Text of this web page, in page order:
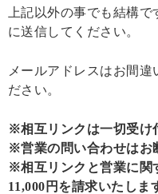
上記以外の事でも結構
に送信してください。
メールアドレスはお間違
ださい。
※相互リンクは一切受け
※営業の問い合わせはお
※相互リンクと営業に関
11,000円を請求いたしま